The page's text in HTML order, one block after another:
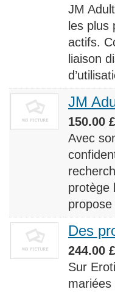
JM
les plus
actifs.
liaison
JM
150.00
Avec
protège
Des
244.00
Sur
mariées